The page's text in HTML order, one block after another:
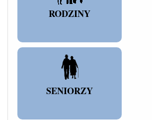
RODZINY
SENIORZY